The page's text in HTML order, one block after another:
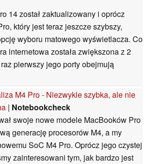
14 został zaktualizowany i oprócz
który jest teraz jeszcze szybszy,
wyboru matowego wyświetlacza. Co
internetowa została zwiększona z 2
pierwszy jego porty obejmują
M4 Pro - Niezwykle szybka, ale nie
| Notebookcheck
swoje nowe modele MacBooków Pro
generację procesorów M4, a my
SoC M4 Pro. Oprócz jego czystej
zainteresowani tym, jak bardzo jest